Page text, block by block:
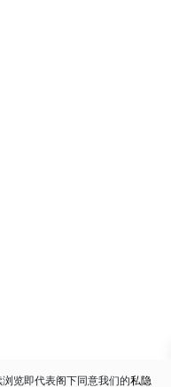
览即代表阁下同意我们的私隐